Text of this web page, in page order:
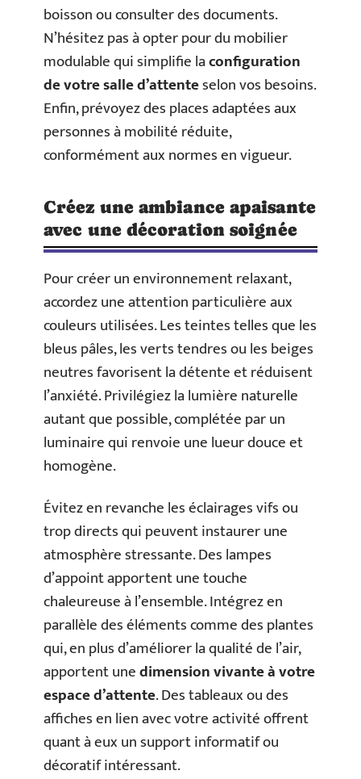
boisson ou consulter des documents.
N’hésitez pas à opter pour du mobilier
modulable qui simplifie laconfiguration
de votre salle d’attenteselon vos besoins.
Enfin, prévoyez des places adaptées aux
personnes à mobilité réduite,
conformément aux normes en vigueur.
Créez une ambiance apaisante
avec une décoration soignée
Pour créer un environnement relaxant,
accordez une attention particulière aux
couleurs utilisées. Les teintes telles que les
bleus pâles, les verts tendres ou les beiges
neutres favorisent la détente et réduisent
l’anxiété. Privilégiez la lumière naturelle
autant que possible, complétée par un
luminaire qui renvoie une lueur douce et
homogène.
Évitez en revanche les éclairages vifs ou
trop directs qui peuvent instaurer une
atmosphère stressante. Des lampes
d’appoint apportent une touche
chaleureuse à l’ensemble. Intégrez en
parallèle des éléments comme des plantes
qui, en plus d’améliorer la qualité de l’air,
apportent unedimension vivante à votre
espace d’attente. Des tableaux ou des
affiches en lien avec votre activité offrent
quant à eux un support informatif ou
décoratif intéressant.